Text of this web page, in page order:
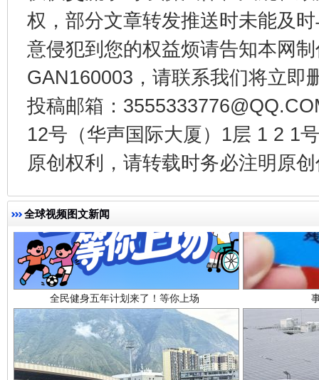
权，部分文章转发推送时未能及
意侵犯到您的权益烦请告知本网
GAN160003，请联系我们将立即
投稿邮箱：
12号（华声国际大厦）1层 1 2 1
原创权利，请转载时务必注明原
全球视频图文新闻
受贿1.44亿！段成刚被判无期 从幼
全民健身五年计划来了！等你上场